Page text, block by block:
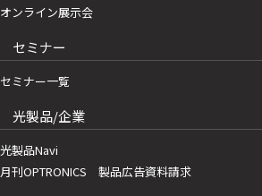
オンライン展示会
セミナー
セミナー一覧
光製品/企業
光製品Navi
月刊OPTRONICS 製品広告資料請求